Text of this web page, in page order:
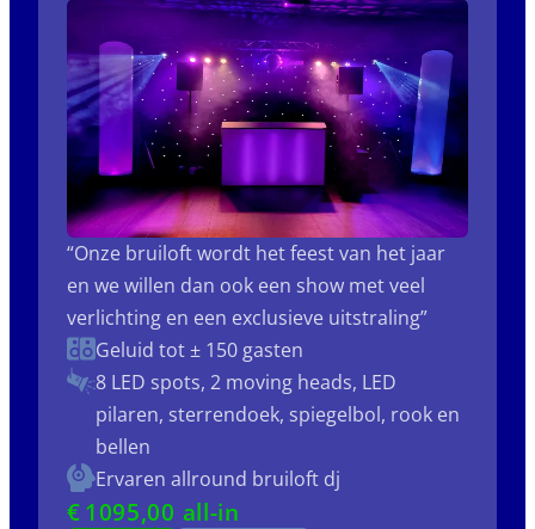
“Onze bruiloft wordt het feest van het jaar
en we willen dan ook een show met veel
verlichting en een exclusieve uitstraling”
Geluid tot ± 150 gasten
8 LED spots, 2 moving heads, LED
pilaren, sterrendoek, spiegelbol, rook en
bellen
Ervaren allround bruiloft dj
€ 1095,00 all-in